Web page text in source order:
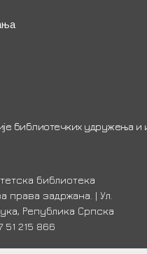
библиотечких удружења и
библиотека
права задржана. | Ул.
Република Српска
51 215 866